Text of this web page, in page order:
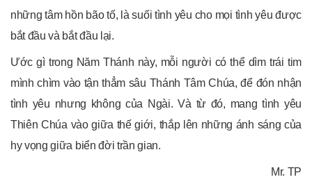
những tâm hồn bão tố, là suối tình yêu cho mọi tình yêu được
bắt đầu và bắt đầu lại.
Ước gì trong Năm Thánh này, mỗi người có thể dìm trái tim
mình chìm vào tận thẳm sâu Thánh Tâm Chúa, để đón nhận
tình yêu nhưng không của Ngài. Và từ đó, mang tình yêu
Thiên Chúa vào giữa thế giới, thắp lên những ánh sáng của
hy vọng giữa biển đời trần gian.
Mr. TP